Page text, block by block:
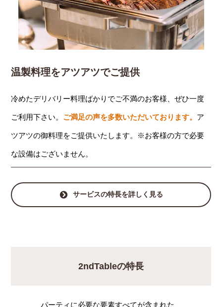
温製料理をアツアツでご提供
冷めたデリバリー料理ばかりでご不満のお客様、ぜひ一度
ご利用下さい。 ご満足の声を多数いただいております。 ア
ツアツの御料理をご提供いたします。※お客様の方で必要
な設備はございません。
サービスの特長を詳しく見る
2ndTableの特長
パーティに必要な要素すべてが含まれた、